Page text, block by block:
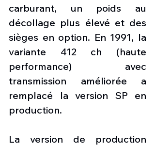
carburant, un poids au
décollage plus élevé et des
sièges en option. En 1991, la
variante 412 ch (haute
performance) avec
transmission améliorée a
remplacé la version SP en
production.
La version de production